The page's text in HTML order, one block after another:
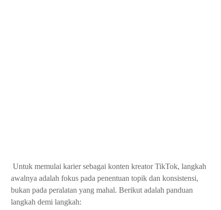
Untuk memulai karier sebagai konten kreator TikTok, langkah
awalnya adalah fokus pada penentuan topik dan konsistensi,
bukan pada peralatan yang mahal. Berikut adalah panduan
langkah demi langkah: